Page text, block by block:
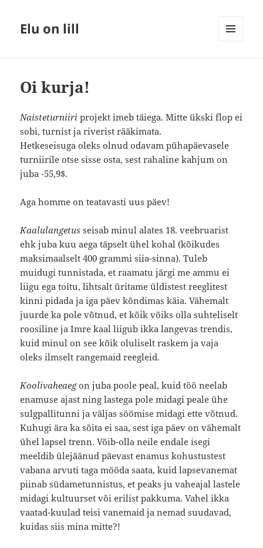
Elu on lill
Oi kurja!
Naisteturniiri projekt imeb täiega. Mitte ükski flop ei
sobi, turnist ja riverist rääkimata.
Hetkeseisuga oleks olnud odavam pühapäevasele
turniirile otse sisse osta, sest rahaline kahjum on
juba -55,9$.
Aga homme on teatavasti uus päev!
Kaalulangetusseisab minul alates 18. veebruarist
ehk juba kuu aega täpselt ühel kohal (kõikudes
maksimaalselt 400 grammi siia-sinna). Tuleb
muidugi tunnistada, et raamatu järgi me ammu ei
liigu ega toitu, lihtsalt üritame üldistest reeglitest
kinni pidada ja iga päev kõndimas käia. Vähemalt
juurde ka pole võtnud, et kõik võiks olla suhteliselt
roosiline ja Imre kaal liigub ikka langevas trendis,
kuid minul on see kõik oluliselt raskem ja vaja
oleks ilmselt rangemaid reegleid.
Koolivaheaegon juba poole peal, kuid töö neelab
enamuse ajast ning lastega pole midagi peale ühe
sulgpallitunni ja väljas söömise midagi ette võtnud.
Kuhugi ära ka sõita ei saa, sest iga päev on vähemalt
ühel lapsel trenn. Võib-olla neile endale isegi
meeldib ülejäänud päevast enamus kohustustest
vabana arvuti taga mööda saata, kuid lapsevanemat
piinab südametunnistus, et peaks ju vaheajal lastele
midagi kultuurset või erilist pakkuma. Vahel ikka
vaatad-kuulad teisi vanemaid ja nemad suudavad,
kuidas siis mina mitte?!